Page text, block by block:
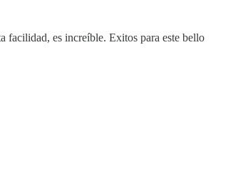
facilidad, es increíble. Exitos para este bello